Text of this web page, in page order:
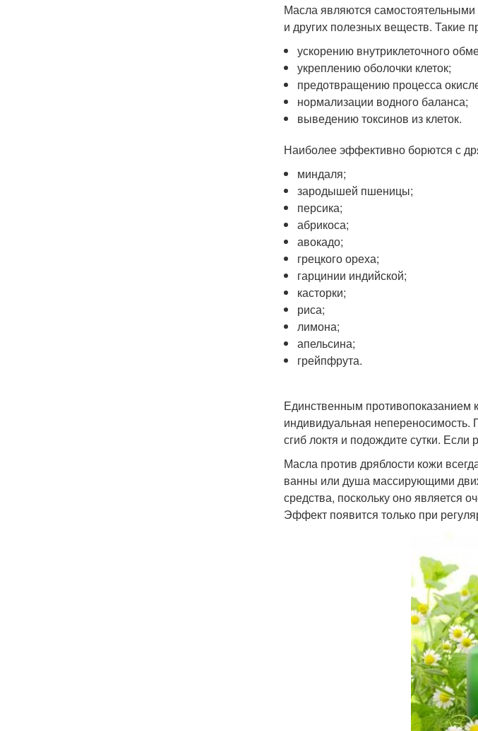
Масла являются
и других полезных веществ. Такие
ускорению внутриклеточного
укреплению оболочки клеток;
предотвращению процесса
нормализации водного баланса;
выведению токсинов из клеток.
Наиболее эффективно борются с
миндаля;
зародышей пшеницы;
персика;
абрикоса;
авокадо;
грецкого ореха;
гарцинии индийской;
касторки;
риса;
лимона;
апельсина;
грейпфрута.
Единственным противопоказанием
индивидуальная непереносимость.
сгиб локтя и подождите сутки.
Масла против дряблости кожи
ванны или душа массирующими
средства, поскольку оно является
Эффект появится только при